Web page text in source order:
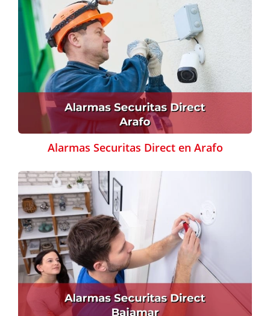
Alarmas Securitas Direct en Arafo